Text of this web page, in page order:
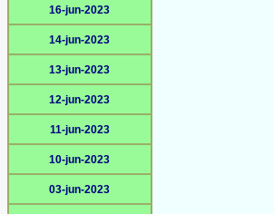
16-jun-2023
14-jun-2023
13-jun-2023
12-jun-2023
11-jun-2023
10-jun-2023
03-jun-2023